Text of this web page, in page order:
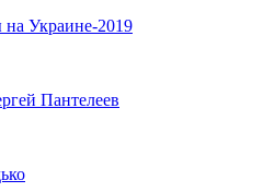
Украине-2019
Пантелеев